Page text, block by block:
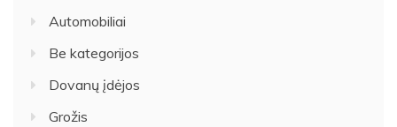
Automobiliai
Be kategorijos
Dovanų įdėjos
Grožis